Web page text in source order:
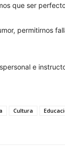
que ser
permitirnos
e
Cultura